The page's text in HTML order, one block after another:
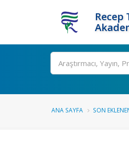
Ara
ANA SAYFA SON